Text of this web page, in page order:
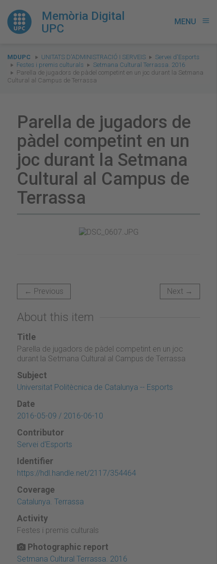
Memòria Digital
UPC
MENU menu
You
are
here:
MDUPC UNITATS D'ADMINISTRACIÓ I SERVEIS
Servei d'Esports
Festes i premis culturals
Setmana Cultural Terrassa. 2016
Parella de jugadors de pàdel competint en un joc durant la Setmana
Cultural al Campus de Terrassa
Parella de jugadors de
pàdel competint en un
joc durant la Setmana
Cultural al Campus de
Terrassa
← Previous Next →
About this item
Title
Parella de jugadors de pàdel competint en un joc
durant la Setmana Cultural al Campus de Terrassa
Subject
Universitat Politècnica de Catalunya -- Esports
Date
2016-05-09 / 2016-06-10
Contributor
Servei d'Esports
Identifier
https://hdl.handle.net/2117/354464
Coverage
Catalunya. Terrassa
Activity
Festes i premis culturals
Photographic report
Setmana Cultural Terrassa. 2016